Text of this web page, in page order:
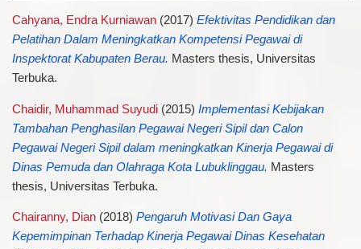
Cahyana, Endra Kurniawan(2017) Efektivitas Pendidikan dan
Pelatihan Dalam Meningkatkan Kompetensi Pegawai di
Inspektorat Kabupaten Berau. Masters thesis, Universitas
Terbuka.
Chaidir, Muhammad Suyudi(2015) Implementasi Kebijakan
Tambahan Penghasilan Pegawai Negeri Sipil dan Calon
Pegawai Negeri Sipil dalam meningkatkan Kinerja Pegawai di
Dinas Pemuda dan Olahraga Kota Lubuklinggau. Masters
thesis, Universitas Terbuka.
Chairanny, Dian(2018) Pengaruh Motivasi Dan Gaya
Kepemimpinan Terhadap Kinerja Pegawai Dinas Kesehatan